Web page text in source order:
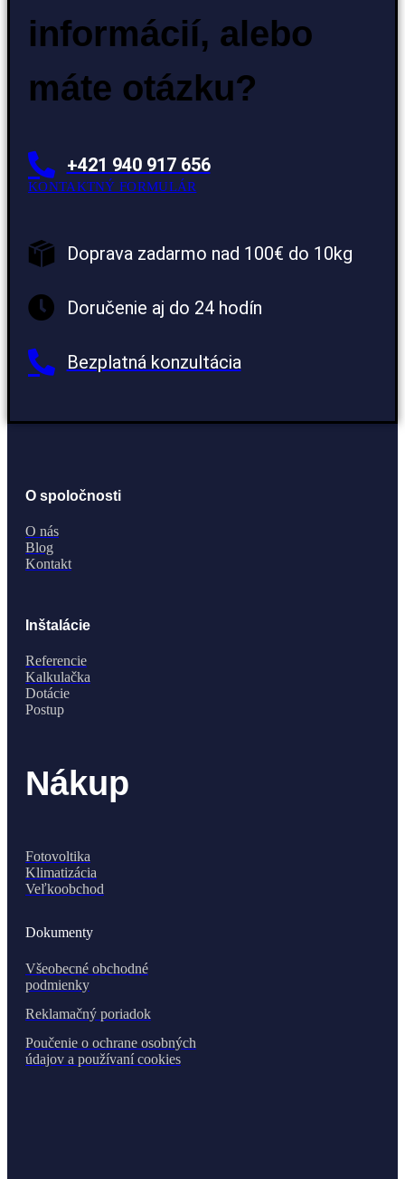
informácií, alebo
máte otázku?
+421 940 917 656
KONTAKTNÝ FORMULÁR
Doprava zadarmo nad 100€ do 10kg
Doručenie aj do 24 hodín
Bezplatná konzultácia
O spoločnosti
O nás
Blog
Kontakt
Inštalácie
Referencie
Kalkulačka
Dotácie
Postup
Nákup
Fotovoltika
Klimatizácia
Veľkoobchod
Dokumenty
Všeobecné obchodné
podmienky
Reklamačný poriadok
Poučenie o ochrane osobných
údajov a používaní cookies